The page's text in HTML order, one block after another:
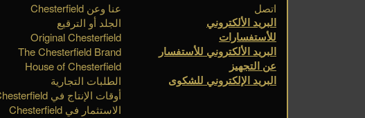
عنا وعن Chesterfield
الجلد أو الترقيع
Original Chesterfield
The Chesterfield Brand
House of Chesterfield
الطلبات التجارية
أوقات الإنتاج في Chesterfield
الاستثمار في Chesterfield
اتصل
البريد الألكتروني
للأستفسارات
البريد الألكتروني للأستفسار
عن التجهيز
البريد الإلكتروني للشكوى